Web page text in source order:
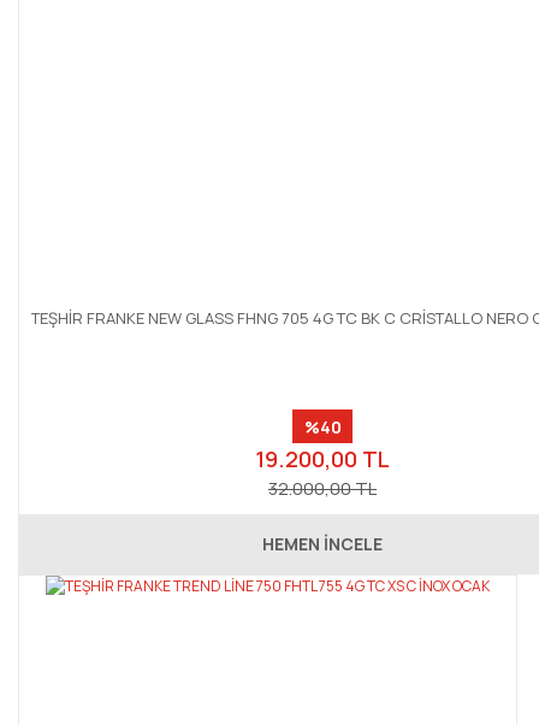
TEŞHİR FRANKE NEW GLASS FHNG 705 4G TC BK C CRİSTALLO NERO
%40
19.200,00 TL
32.000,00 TL
HEMEN İNCELE